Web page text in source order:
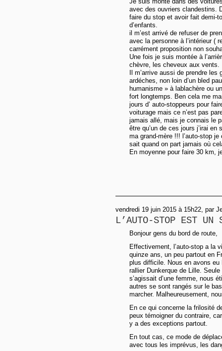
avec des ouvriers clandestins.
faire du stop et avoir fait demi-
d’enfants.
il m’est arrivé de refuser de
avec la personne à l’intérieur (
carrément proposition non
Une fois je suis montée à
chèvre, les cheveux aux vents.
Il m’arrive aussi de prendre
ardéches, non loin d’un bled
humanisme » à lablachère ou
fort longtemps. Ben cela me
jours d’ auto-stoppeurs pour
voiturage mais ce n’est pas
jamais allé, mais je connais le
être qu’un de ces jours j’irai en
ma grand-mère !!! l’auto-stop
sait quand on part jamais où
En moyenne pour faire 30 km,
vendredi 19 juin 2015 à 15h22, par
L’AUTO-STOP EST UN
Bonjour gens du bord de route,
Effectivement, l’auto-stop a la
quinze ans, un peu partout en
plus difficile. Nous en avons
rallier Dunkerque de Lille.
s’agissait d’une femme, nous
autres se sont rangés sur le
marcher. Malheureusement,
En ce qui concerne la frilosité
peux témoigner du contraire,
y a des exceptions partout.
En tout cas, ce mode de
avec tous les imprévus, les